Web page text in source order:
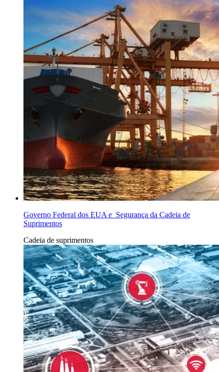
Governo Federal dos EUA e Segurança da Cadeia de
Suprimentos
Cadeia de suprimentos